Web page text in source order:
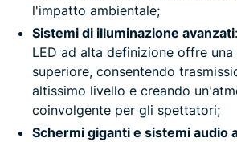
l'impatto ambientale;
Sistemi di illuminazione avanzati
LED ad alta definizione offre
superiore, consentendo
altissimo livello e creando
coinvolgente per gli spettatori;
Schermi giganti e sistemi audio